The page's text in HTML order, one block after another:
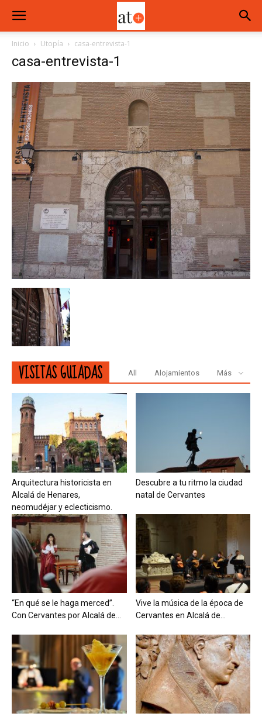
Inicio Utopía casa-entrevista-1
casa-entrevista-1
VISITAS GUIADAS All Alojamientos Más
Arquitectura historicista en
Alcalá de Henares,
neomudéjar y eclecticismo.
Descubre a tu ritmo la ciudad
natal de Cervantes
“En qué se le haga merced”.
Con Cervantes por Alcalá de...
Vive la música de la época de
Cervantes en Alcalá de...